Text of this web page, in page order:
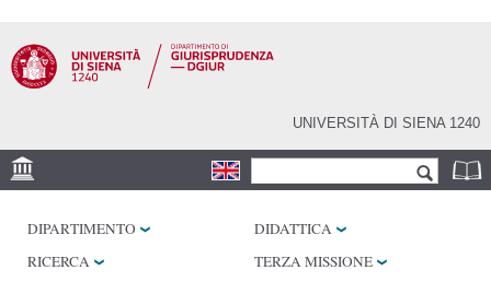
contenuto
principale
UNIVERSITÀ DI SIENA 1240
Form di ricerca
BIBLIOTECHE
DIPARTIMENTO
DIDATTICA
RICERCA
TERZA MISSIONE